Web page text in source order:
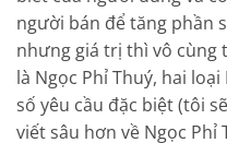
người bán để tăng phần
nhưng giá trị thì vô cùng
là Ngọc Phỉ Thuý, hai
số yêu cầu đặc biệt (tôi
viết sâu hơn về Ngọc Phỉ